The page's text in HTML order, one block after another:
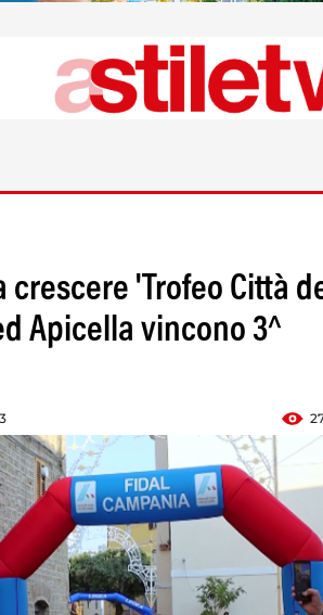
'Trofeo Città
Apicella vincono 3^